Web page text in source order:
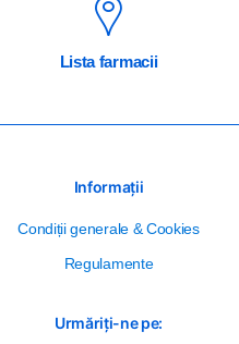
Lista farmacii
Informații
Сondiții generale & Cookies
Regulamente
Urmăriți-ne pe: